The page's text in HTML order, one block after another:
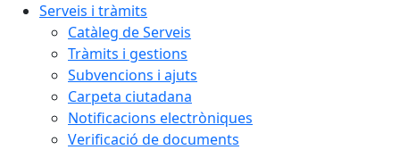
Serveis i tràmits
Catàleg de Serveis
Tràmits i gestions
Subvencions i ajuts
Carpeta ciutadana
Notificacions electròniques
Verificació de documents